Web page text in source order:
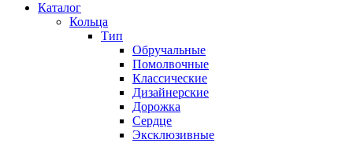
Каталог
Кольца
Тип
Обручальные
Помолвочные
Классические
Дизайнерские
Дорожка
Сердце
Эксклюзивные